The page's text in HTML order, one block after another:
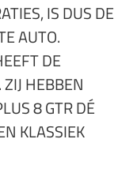
IS DUS DE
AUTO.
DE
HEBBEN
8 GTR DÉ
KLASSIEK